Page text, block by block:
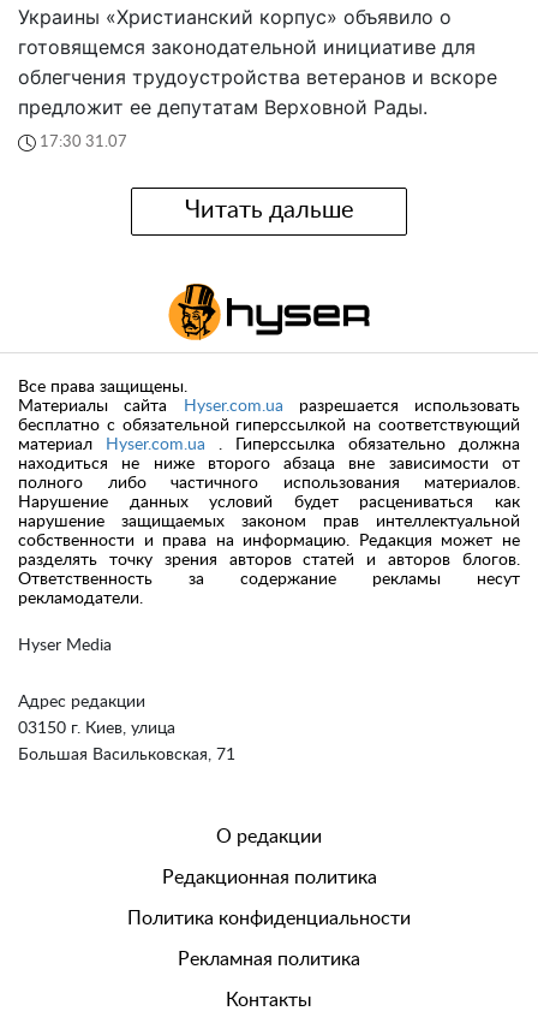
Украины «Христианский корпус» объявило о
готовящемся законодательной инициативе для
облегчения трудоустройства ветеранов и вскоре
предложит ее депутатам Верховной Рады.
17:30 31.07
Читать дальше
Hyser Media
Адрес редакции
03150 г. Киев, улица
Большая Васильковская, 71
Все права защищены.
Материалы сайта
Hyser.com.ua разрешается использовать
бесплатно с обязательной гиперссылкой на соответствующий
материал
Hyser.com.ua . Гиперссылка обязательно должна
находиться не ниже второго абзаца вне зависимости от
полного либо частичного использования материалов.
Нарушение данных условий будет расцениваться как
нарушение защищаемых законом прав интеллектуальной
собственности и права на информацию. Редакция может не
разделять точку зрения авторов статей и авторов блогов.
Ответственность за содержание рекламы несут
рекламодатели.
О редакции
Редакционная политика
Политика конфиденциальности
Рекламная политика
Контакты